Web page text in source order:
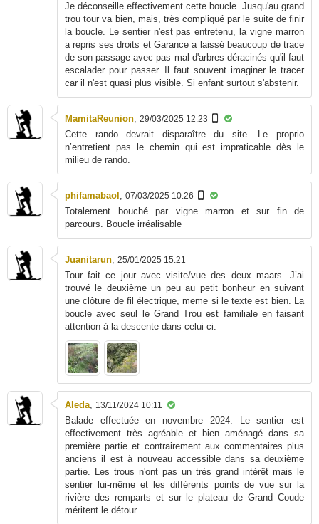
Je déconseille effectivement cette boucle. Jusqu'au grand
trou tour va bien, mais, très compliqué par le suite de finir
la boucle. Le sentier n'est pas entretenu, la vigne marron
a repris ses droits et Garance a laissé beaucoup de trace
de son passage avec pas mal d'arbres déracinés qu'il faut
escalader pour passer. Il faut souvent imaginer le tracer
car il n'est quasi plus visible. Si enfant surtout s'abstenir.
MamitaReunion, 29/03/2025 12:23
Cette rando devrait disparaître du site. Le proprio
n’entretient pas le chemin qui est impraticable dès le
milieu de rando.
phifamabaol , 07/03/2025 10:26
Totalement bouché par vigne marron et sur fin de
parcours. Boucle irréalisable
Juanitarun, 25/01/2025 15:21
Tour fait ce jour avec visite/vue des deux maars. J’ai
trouvé le deuxième un peu au petit bonheur en suivant
une clôture de fil électrique, meme si le texte est bien. La
boucle avec seul le Grand Trou est familiale en faisant
attention à la descente dans celui-ci.
Aleda, 13/11/2024 10:11
Balade effectuée en novembre 2024. Le sentier est
effectivement très agréable et bien aménagé dans sa
première partie et contrairement aux commentaires plus
anciens il est à nouveau accessible dans sa deuxième
partie. Les trous n'ont pas un très grand intérêt mais le
sentier lui-même et les différents points de vue sur la
rivière des remparts et sur le plateau de Grand Coude
méritent le détour